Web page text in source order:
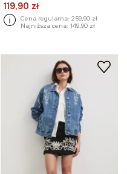
119,90 zł
Cena regularna: 259,90 zł
Najniższa cena: 149,90 zł